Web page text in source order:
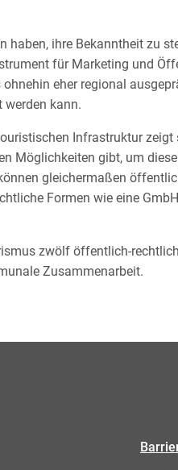
haben, ihre Bekanntheit zu
für Marketing und
eher regional
werden kann.
Infrastruktur zeigt
Möglichkeiten gibt, um
gleichermaßen
Formen wie eine
zwölf öffentlich-
Zusammenarbeit.